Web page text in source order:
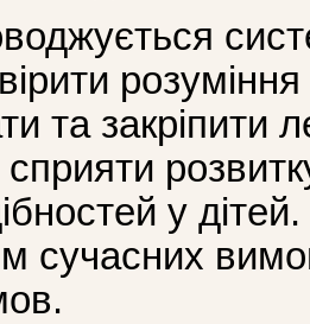
та закріпити
сприяти
у
сучасних